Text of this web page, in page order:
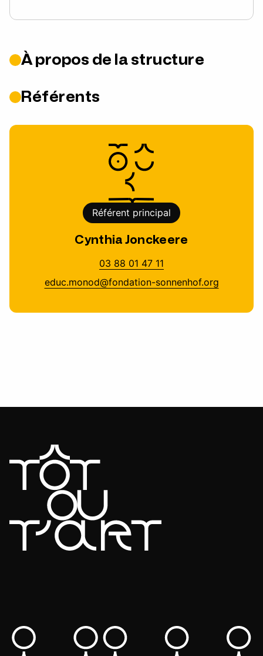
À propos de la structure
Référents
Référent principal
Cynthia Jonckeere
03 88 01 47 11
educ.monod@fondation-sonnenhof.org